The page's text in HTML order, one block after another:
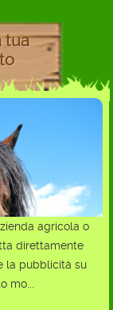
tua
agricola o
direttamente
la pubblicità su
mo...